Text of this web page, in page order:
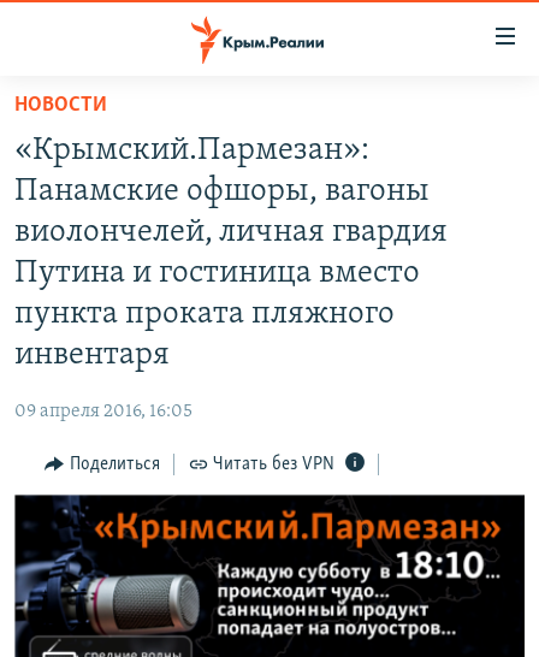
Вернуться
основному
содержанию
главной
навигации
Вернутся
СПЕЦПРОЕКТЫ
ИСТОРИЯ
ЕЩЕ
ИНТЕРАКТИВ
СОВЕТЫ ПРАВОЗАЩИТНИКОВ
ПРОПАВШИЕ БЕЗ ВЕСТИ
ПОБЕДИТЕЛЕЙ НЕ СУДЯТ?
КРЫМ.НЕПОКОРЕННЫЙ
ELIFBE
РАДІО СВОБОДА
Українською
Qırımtatar
ПРИСОЕДИНЯЙТЕСЬ!
НОВОСТИ
«Крымский.Пармезан»:
Панамские офшоры, вагоны
виолончелей, личная гвардия
Путина и гостиница вместо
пункта проката пляжного
инвентаря
09 апреля 2016, 16:05
Поделиться Читать без VPN